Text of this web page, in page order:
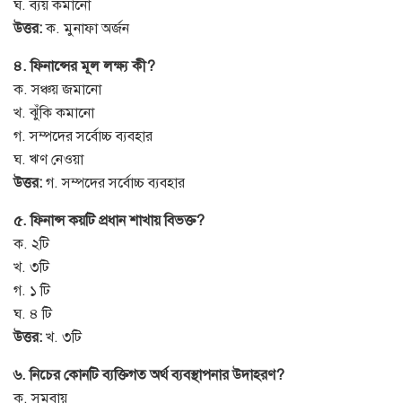
ঘ. ব্যয় কমানো
উত্তর:ক. মুনাফা অর্জন
৪. ফিনান্সের মূল লক্ষ্য কী?
ক. সঞ্চয় জমানো
খ. ঝুঁকি কমানো
গ. সম্পদের সর্বোচ্চ ব্যবহার
ঘ. ঋণ নেওয়া
উত্তর: গ. সম্পদের সর্বোচ্চ ব্যবহার
৫. ফিনান্স কয়টি প্রধান শাখায় বিভক্ত?
ক. ২টি
খ. ৩টি
গ. ১ টি
ঘ. ৪ টি
উত্তর: খ. ৩টি
৬. নিচের কোনটি ব্যক্তিগত অর্থ ব্যবস্থাপনার উদাহরণ?
ক. সমবায়